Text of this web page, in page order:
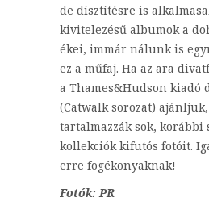
de dísztítésre is
kivitelezésű albumok a
ékei, immár nálunk is
ez a műfaj. Ha az ara
a Thames&Hudson kiadó
(Catwalk sorozat)
tartalmazzák sok, korábbi
kollekciók kifutós fotóit.
erre fogékonyaknak!
Fotók: PR